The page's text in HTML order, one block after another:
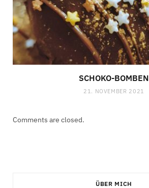
SCHOKO-BOMBEN
21. NOVEMBER 2021
Comments are closed.
ÜBER MICH